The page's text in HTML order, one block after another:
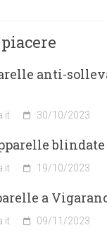
anti-
30/10/2023
blindate
19/10/2023
a
09/11/2023